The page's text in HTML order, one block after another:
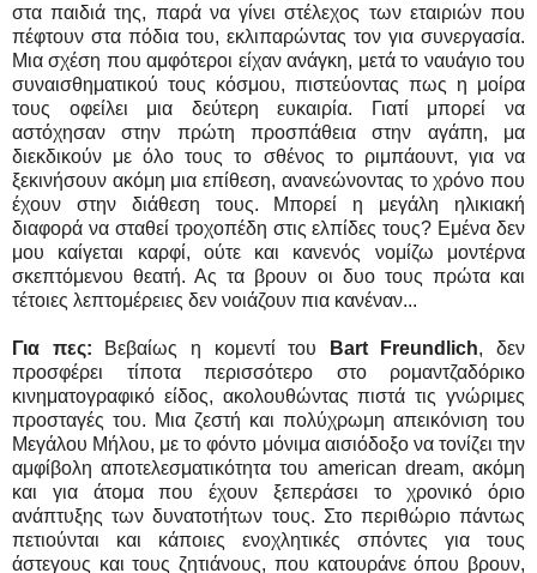
στα παιδιά της, παρά να γίνει στέλεχος των εταιριών που
πέφτουν στα πόδια του, εκλιπαρώντας τον για συνεργασία.
Μια σχέση που αμφότεροι είχαν ανάγκη, μετά το ναυάγιο του
συναισθηματικού τους κόσμου, πιστεύοντας πως η μοίρα
τους οφείλει μια δεύτερη ευκαιρία. Γιατί μπορεί να
αστόχησαν στην πρώτη προσπάθεια στην αγάπη, μα
διεκδικούν με όλο τους το σθένος το ριμπάουντ, για να
ξεκινήσουν ακόμη μια επίθεση, ανανεώνοντας το χρόνο που
έχουν στην διάθεση τους. Μπορεί η μεγάλη ηλικιακή
διαφορά να σταθεί τροχοπέδη στις ελπίδες τους? Εμένα δεν
μου καίγεται καρφί, ούτε και κανενός νομίζω μοντέρνα
σκεπτόμενου θεατή. Ας τα βρουν οι δυο τους πρώτα και
τέτοιες λεπτομέρειες δεν νοιάζουν πια κανέναν...
Για πες: Βεβαίως η κομεντί του Bart Freundlich, δεν
προσφέρει τίποτα περισσότερο στο ρομαντζαδόρικο
κινηματογραφικό είδος, ακολουθώντας πιστά τις γνώριμες
προσταγές του. Μια ζεστή και πολύχρωμη απεικόνιση του
Μεγάλου Μήλου, με το φόντο μόνιμα αισιόδοξο να τονίζει την
αμφίβολη αποτελεσματικότητα του american dream, ακόμη
και για άτομα που έχουν ξεπεράσει το χρονικό όριο
ανάπτυξης των δυνατοτήτων τους. Στο περιθώριο πάντως
πετιούνται και κάποιες ενοχλητικές σπόντες για τους
άστεγους και τους ζητιάνους, που κατουράνε όπου βρουν,